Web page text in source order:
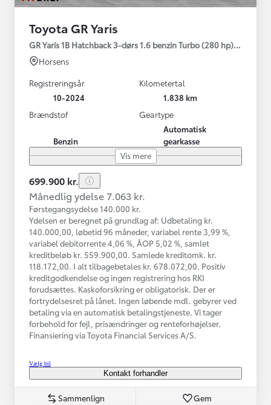
Toyota GR Yaris
GR Yaris 1B Hatchback 3-dørs 1.6 benzin Turbo (280 hp) Aut.
Horsens
Registreringsår
10-2024
Kilometertal
1.838 km
Brændstof
Benzin
Geartype
Automatisk
gearkasse
Vis mere
699.900 kr.
Månedlig ydelse 7.063 kr.
Førstegangsydelse 140.000 kr.
Ydelsen er beregnet på grundlag af: Udbetaling kr.
140.000,00, løbetid 96 måneder, variabel rente 3,99 %,
variabel debitorrente 4,06 %, ÅOP 5,02 %, samlet
kreditbeløb kr. 559.900,00. Samlede kreditomk. kr.
118.172,00. I alt tilbagebetales kr. 678.072,00. Positiv
kreditgodkendelse og ingen registrering hos RKI
forudsættes. Kaskoforsikring er obligatorisk. Der er
fortrydelsesret på lånet. Ingen løbende mdl. gebyrer ved
betaling via en automatisk betalingstjeneste. Vi tager
forbehold for fejl, prisændringer og renteforhøjelser.
Finansiering via Toyota Financial Services A/S.
Vælg bil
Kontakt forhandler
Sammenlign Gem